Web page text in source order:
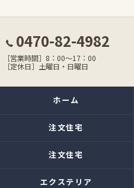
0470-82-4982
［営業時間］8：00〜17：00
［定休日］土曜日・日曜日
ホーム
注文住宅
注文住宅
エクステリア